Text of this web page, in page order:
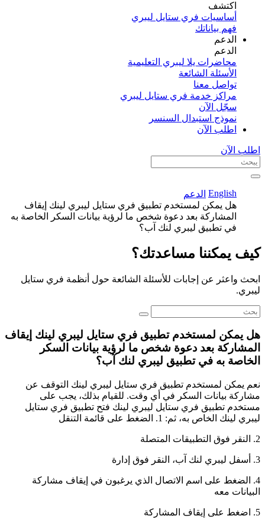
اكتشف​
أساسيات فري ستايل ليبري
فهم بياناتك
الدعم
الدعم
محاضرات يلا ليبري التعليمية
الأسئلة الشائعة
تواصل معنا
مراكز خدمة فري ستايل ليبري
سجّل الآن​
نموذج استبدال السنسر
اطلب الآن
اطلب الآن
English الدعم
هل يمكن لمستخدم تطبيق فري ستايل ليبري لينك إيقاف
المشاركة بعد دعوة شخص ما لرؤية بيانات السكر الخاصة به
في تطبيق ليبري لنك آب؟
كيف يمكننا مساعدتك؟
ابحث واعثر عن إجابات للأسئلة الشائعة حول أنظمة فري ستايل
ليبري.
هل يمكن لمستخدم تطبيق فري ستايل ليبري لينك إيقاف
المشاركة بعد دعوة شخص ما لرؤية بيانات السكر
الخاصة به في تطبيق ليبري لنك آب؟
نعم يمكن لمستخدم تطبيق فري ستايل ليبري لينك التوقف عن
مشاركة بيانات السكر في أي وقت. للقيام بذلك، يجب على
مستخدم تطبيق فري ستايل ليبري لينك فتح تطبيق فري ستايل
ليبري لينك الخاص به، ثم: 1. الضغط على قائمة التنقل
2. النقر فوق التطبيقات المتصلة
3. أسفل ليبري لنك آب، النقر فوق إدارة
4. الضغط على اسم الاتصال الذي يرغبون في إيقاف مشاركة
البيانات معه
5. اضغط على إيقاف المشاركة